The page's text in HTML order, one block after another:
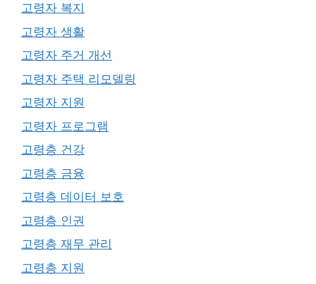
고령자 복지
고령자 생활
고령자 주거 개선
고령자 주택 리모델링
고령자 지원
고령자 프로그램
고령층 건강
고령층 금융
고령층 데이터 보호
고령층 인권
고령층 재무 관리
고령층 지원